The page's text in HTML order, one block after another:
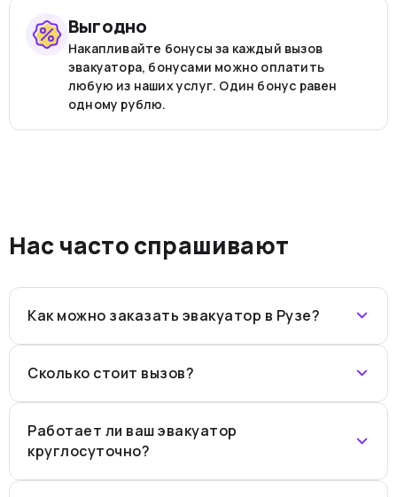
Выгодно
Накапливайте бонусы за каждый вызов
эвакуатора, бонусами можно оплатить
любую из наших услуг. Один бонус равен
одному рублю.
Нас часто спрашивают
Как можно заказать эвакуатор в Рузе?
Сколько стоит вызов?
Работает ли ваш эвакуатор
круглосуточно?